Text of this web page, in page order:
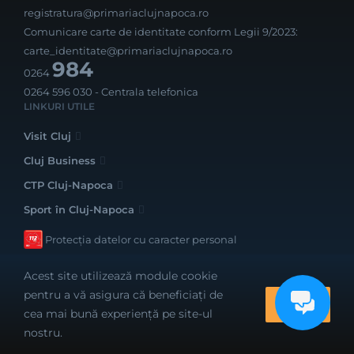
registratura@primariaclujnapoca.ro
Comunicare carte de identitate conform Legii 9/2023:
carte_identitate@primariaclujnapoca.ro
0264984
0264 596 030 - Centrala telefonica
LINKURI UTILE
Visit Cluj
Cluj Business
CTP Cluj-Napoca
Sport în Cluj-Napoca
Protecția datelor cu caracter personal
Realizat cu bune intenții de către
Acest site utilizează module cookie
pentru a vă asigura că beneficiați de
cea mai bună experiență pe site-ul
nostru.
OK